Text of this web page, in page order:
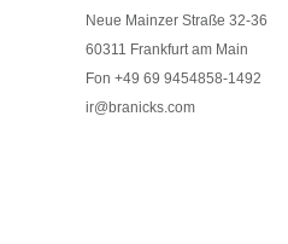
Neue Mainzer Straße 32-36
60311 Frankfurt am Main
Fon +49 69 9454858-1492
ir@branicks.com